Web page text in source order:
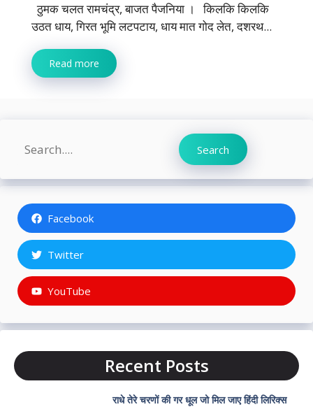
ठुमक चलत रामचंद्र, बाजत पैजनिया । किलकि किलकि
उठत धाय, गिरत भूमि लटपटाय, धाय मात गोद लेत, दशरथ...
Read more
Search Search
Facebook
Twitter
YouTube
Recent Posts
राधे तेरे चरणों की गर धूल जो मिल जाए हिंदी लिरिक्स